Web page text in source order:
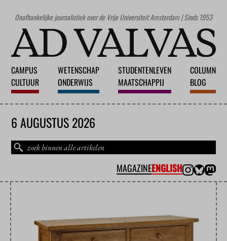
Onafhankelijke journalistiek over de Vrije Universiteit Amsterdam | Sinds 1953
CAMPUS
CULTUUR
WETENSCHAP
ONDERWIJS
STUDENTENLEVEN
MAATSCHAPPIJ
COLUMN
BLOG
6 AUGUSTUS 2026
MAGAZINEENGLISH